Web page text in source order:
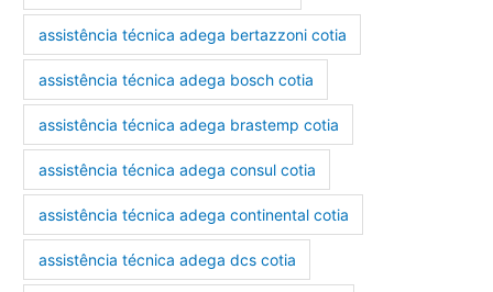
assistência técnica adega bertazzoni cotia
assistência técnica adega bosch cotia
assistência técnica adega brastemp cotia
assistência técnica adega consul cotia
assistência técnica adega continental cotia
assistência técnica adega dcs cotia